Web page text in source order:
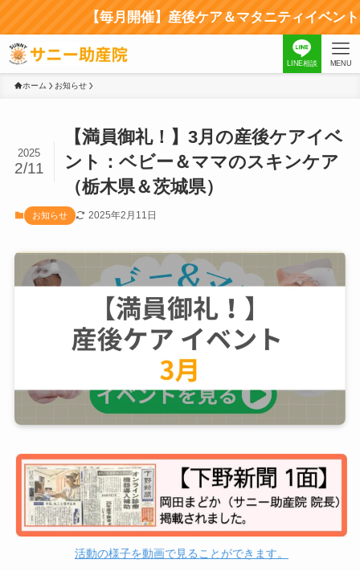
【毎月開催】産後ケア＆マタニティイベ
LINE相談 MENU
ホーム お知らせ
【満員御礼！】3月の産後ケアイベ
ント：ベビー＆ママのスキンケア
（栃木県＆茨城県）
2025
2/11
お知らせ 2025年2月11日
活動の様子を動画で見ることができます。